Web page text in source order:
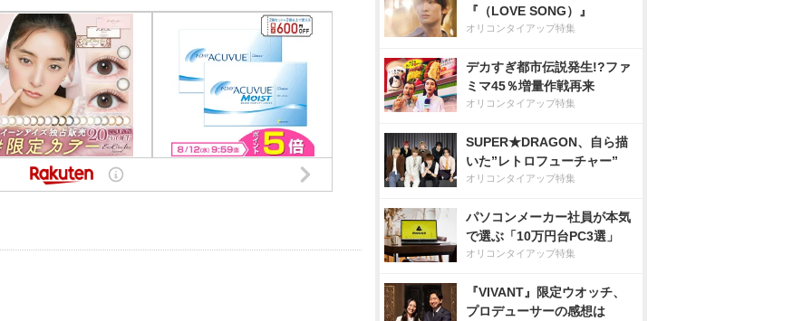
『（LOVE SONG）』
オリコンタイアップ特集
デカすぎ都市伝説発生!?ファ
ミマ45％増量作戦再来
オリコンタイアップ特集
SUPER★DRAGON、自ら描
いた”レトロフューチャー”
オリコンタイアップ特集
パソコンメーカー社員が本気
で選ぶ「10万円台PC3選」
オリコンタイアップ特集
『VIVANT』限定ウオッチ、
プロデューサーの感想は